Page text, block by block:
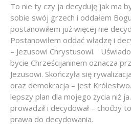
To nie ty czy ja decyduję jak ma
sobie swój grzech i oddałem
postanowiłem już więcej nie
Postanowiłem oddać władzę i
– Jezusowi Chrystusowi.
bycie Chrześcijaninem oznacza
Jezusowi. Skończyła się
oraz demokracja – jest
lepszy plan dla mojego życia niż
prowadził i decydował – choćby
prawa do decydowania.